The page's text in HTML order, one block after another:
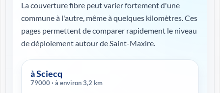
La couverture fibre peut varier fortement d'une
commune à l'autre, même à quelques kilomètres. Ces
pages permettent de comparer rapidement le niveau
de déploiement autour de Saint-Maxire.
à Sciecq
79000 · à environ 3,2 km